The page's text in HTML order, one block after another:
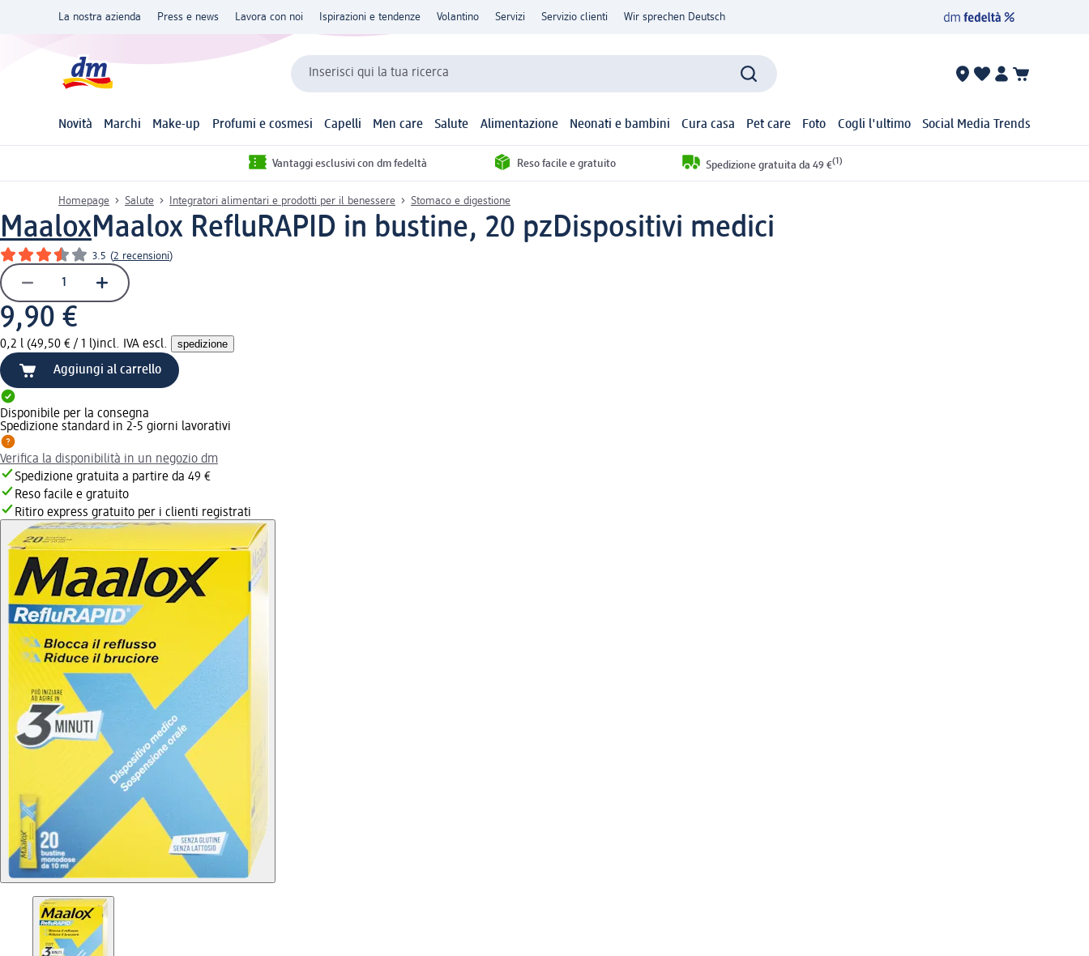
La nostra azienda Press e news Lavora con noi Ispirazioni e tendenze Volantino Servizi Servizio clienti Wir sprechen Deutsch
Inserisci qui la tua ricerca
Novità Marchi Make-up Profumi e cosmesi Capelli Men care Salute Alimentazione Neonati e bambini Cura casa Pet care Foto Cogli l'ultimo Social Media Trends
Vantaggi esclusivi con dm fedeltà Reso facile e gratuito Spedizione gratuita da 49 €(1)
Homepage Salute Integratori alimentari e prodotti per il benessere Stomaco e digestione
MaaloxMaalox RefluRAPID in bustine, 20 pzDispositivi medici
3.5 (2 recensioni)
9,90 €
0,2 l (49,50 € / 1 l)incl. IVA escl. spedizione
Aggiungi al carrello
Disponibile per la consegna
Spedizione standard in 2-5 giorni lavorativi
Verifica la disponibilità in un negozio dm
Spedizione gratuita a partire da 49 €
Reso facile e gratuito
Ritiro express gratuito per i clienti registrati